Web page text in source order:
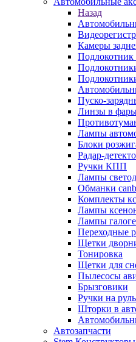
Назад
Камеры
Подлокотник
Пуско-
Линзы в
Лампы
Блоки
Радар-
Ручки КПП
Лампы
Обманки
Комплекты
Лампы
Лампы
Переходные
Щетки
Тонировка
Щетки для
Пылесосы
Брызговики
Ручки на руль
Шторки в
Автозапчасти